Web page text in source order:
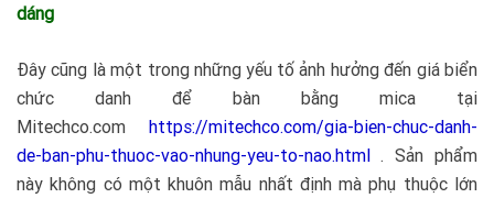
dáng
Đây cũng là một trong những yếu tố ảnh hưởng đến giá biển
chức danh để bàn bằng mica tại
Mitechco.com
https://mitechco.com/gia-bien-chuc-danh-
de-ban-phu-thuoc-vao-nhung-yeu-to-nao.html . Sản phẩm
này không có một khuôn mẫu nhất định mà phụ thuộc lớn